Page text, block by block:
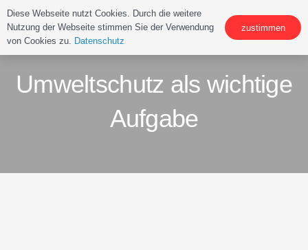
Umweltschutz als wichtige
Aufgabe
Diese Webseite nutzt Cookies. Durch die weitere
Nutzung der Webseite stimmen Sie der Verwendung
von Cookies zu. Datenschutz
zustimmen